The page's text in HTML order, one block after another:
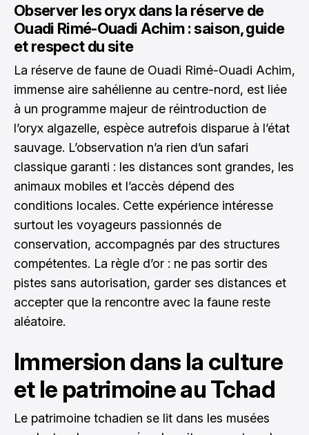
Observer les oryx dans la réserve de
Ouadi Rimé-Ouadi Achim : saison, guide
et respect du site
La réserve de faune de Ouadi Rimé-Ouadi Achim,
immense aire sahélienne au centre-nord, est liée
à un programme majeur de réintroduction de
l’oryx algazelle, espèce autrefois disparue à l’état
sauvage. L’observation n’a rien d’un safari
classique garanti : les distances sont grandes, les
animaux mobiles et l’accès dépend des
conditions locales. Cette expérience intéresse
surtout les voyageurs passionnés de
conservation, accompagnés par des structures
compétentes. La règle d’or : ne pas sortir des
pistes sans autorisation, garder ses distances et
accepter que la rencontre avec la faune reste
aléatoire.
Immersion dans la culture
et le patrimoine au Tchad
Le patrimoine tchadien se lit dans les musées